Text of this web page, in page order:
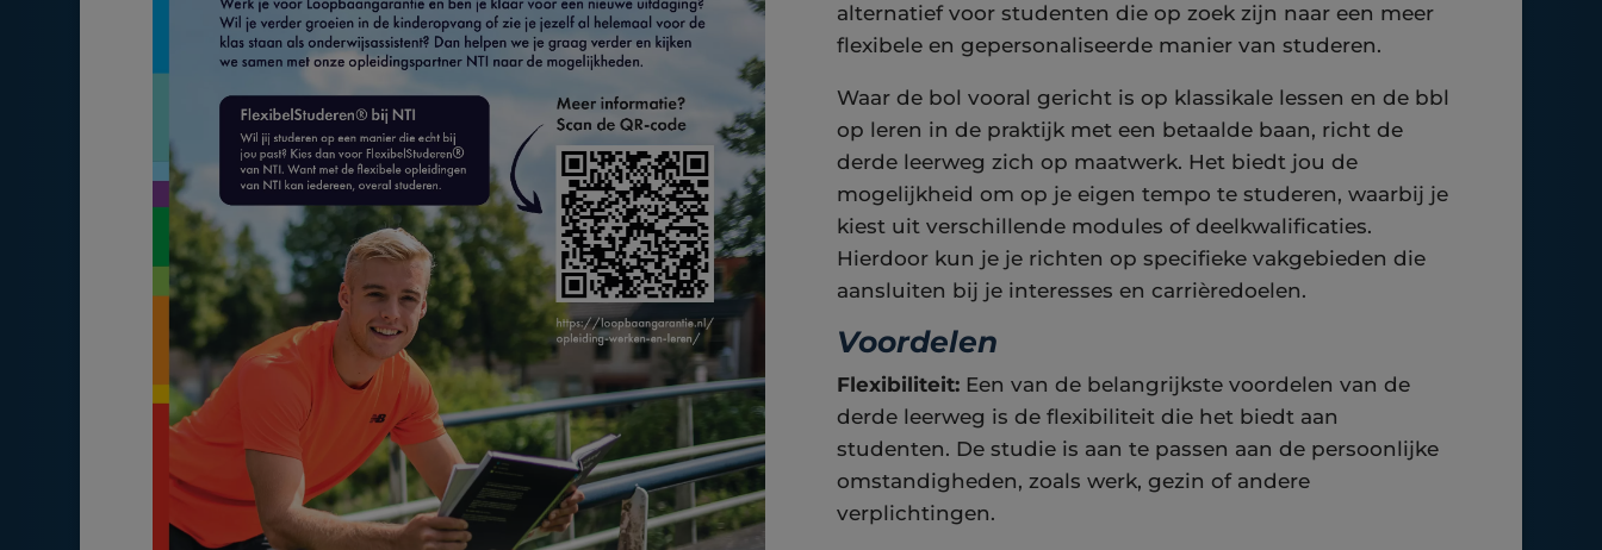
alternatief voor studenten die op zoek zijn naar een meer
flexibele en gepersonaliseerde manier van studeren.
Waar de bol vooral gericht is op klassikale lessen en de bbl
op leren in de praktijk met een betaalde baan, richt de
derde leerweg zich op maatwerk. Het biedt jou de
mogelijkheid om op je eigen tempo te studeren, waarbij je
kiest uit verschillende modules of deelkwalificaties.
Hierdoor kun je je richten op specifieke vakgebieden die
aansluiten bij je interesses en carrièredoelen.
Voordelen
Flexibiliteit:Een van de belangrijkste voordelen van de
derde leerweg is de flexibiliteit die het biedt aan
studenten. De studie is aan te passen aan de persoonlijke
omstandigheden, zoals werk, gezin of andere
verplichtingen.